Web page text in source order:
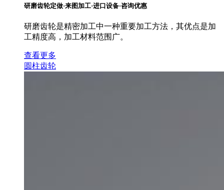
研磨齿轮定做·来图加工·进口设备·咨询优惠
研磨齿轮是精密加工中一种重要加工方法，其优点是加
工精度高，加工材料范围广。
查看更多
圆柱齿轮